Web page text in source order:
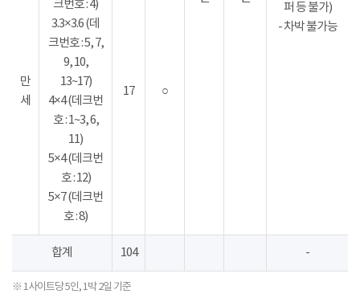
퍼 등 불가)
- 차박 불가능
만
세
크번호 : 4)
3.3×3.6 (데
크번호 : 5, 7,
9, 10,
13~17)
4×4 (데크번
호 : 1~3, 6,
11)
5×4 (데크번
호 : 12)
5×7 (데크번
호 : 8)
17 ○
합계 104 -
※ 1사이트당 5인, 1박 2일 기준